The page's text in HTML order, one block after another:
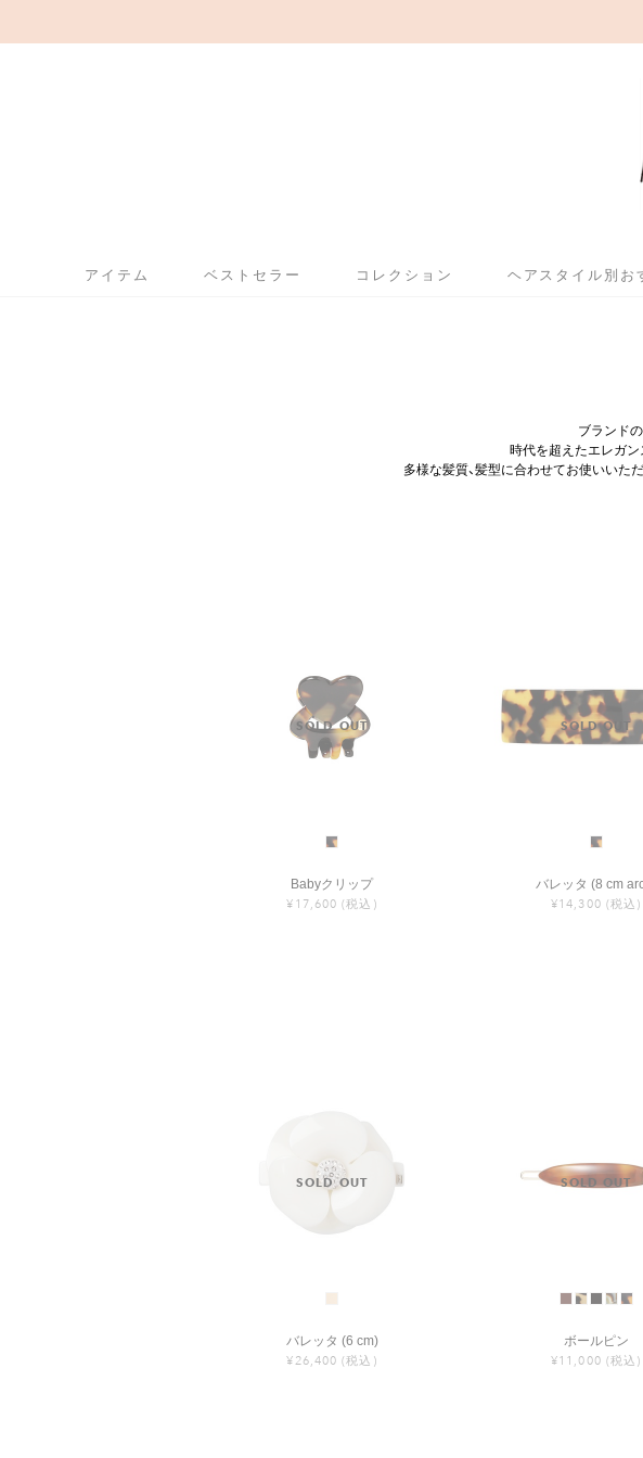
アイテム ベストセラー コレクション ヘアスタイル別お
ブランド
時代を超えたエレガ
多様な髪質、髪型に合わせてお使いいた
Babyクリップ
¥17,600 (税込)
バレッタ (8 cm
¥14,300 (税込)
バレッタ (6 cm)
¥26,400 (税込)
ボールピン
¥11,000 (税込)